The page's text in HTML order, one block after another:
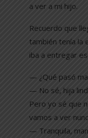
a ver a mi hijo.
Recuerdo que
también tenía la
iba a entregar
— ¿Qué pasó
— No sé, hija
Pero yo sé que
vamos a ver
— Tranquila,